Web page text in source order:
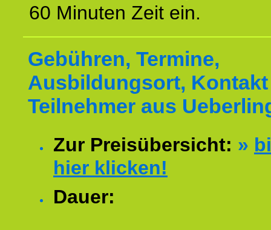
60 Minuten Zeit ein.
Gebühren, Termine,
Ausbildungsort,
Teilnehmer aus
Zur Preisübersicht: »
hier klicken!
Dauer: